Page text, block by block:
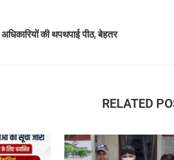
अधिकारियों की थपथपाई पीठ, बेहतर
RELATED